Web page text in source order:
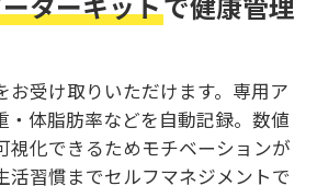
お受け取りいただけます。専用ア
・体脂肪率などを自動記録。数値
視化できるためモチベーションが
活習慣までセルフマネジメントで